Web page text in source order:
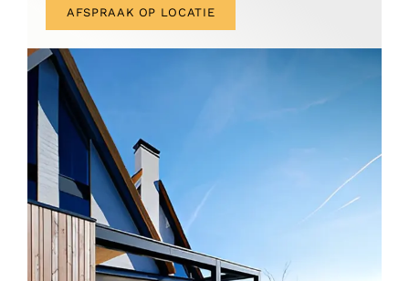
AFSPRAAK OP LOCATIE